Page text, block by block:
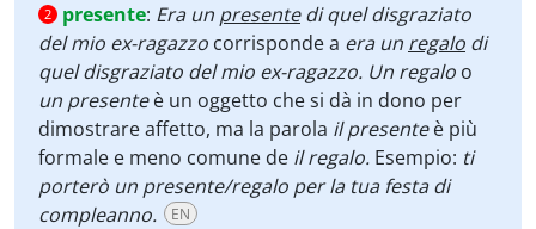
2 presente: Era un presentedi quel disgraziato
del mio ex-ragazzo corrisponde a era un regalo di
quel disgraziato del mio ex-ragazzo. Un regalo o
un presenteè un oggetto che si dà in dono per
dimostrare affetto, ma la parola il presenteè più
formale e meno comune de il regalo. Esempio: ti
porterò un presente/regalo per la tua festa di
compleanno.
EN